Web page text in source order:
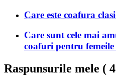
Care este coafura
Care sunt cele mai
coafuri pentru
Raspunsurile mele ( 4